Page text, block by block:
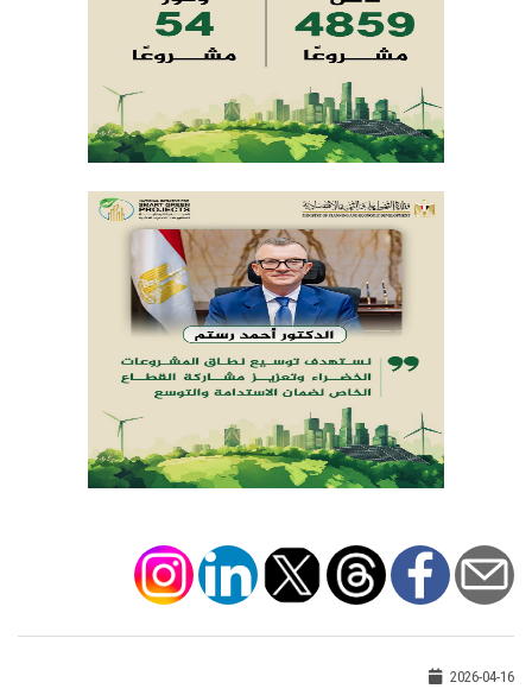
2026-04-16